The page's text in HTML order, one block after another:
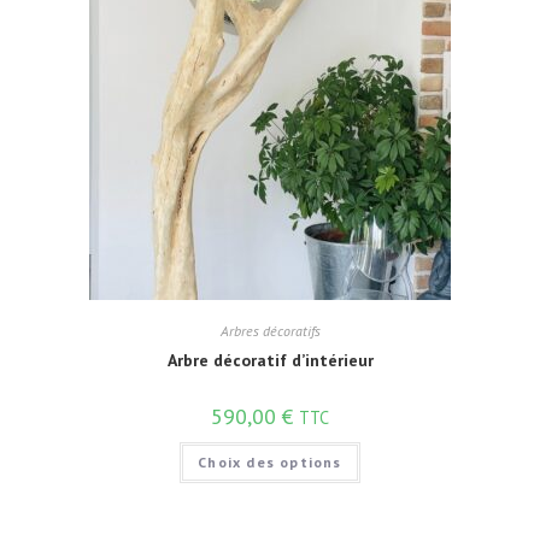
Arbres décoratifs
Arbre décoratif d’intérieur
590,00 € TTC
Choix des options